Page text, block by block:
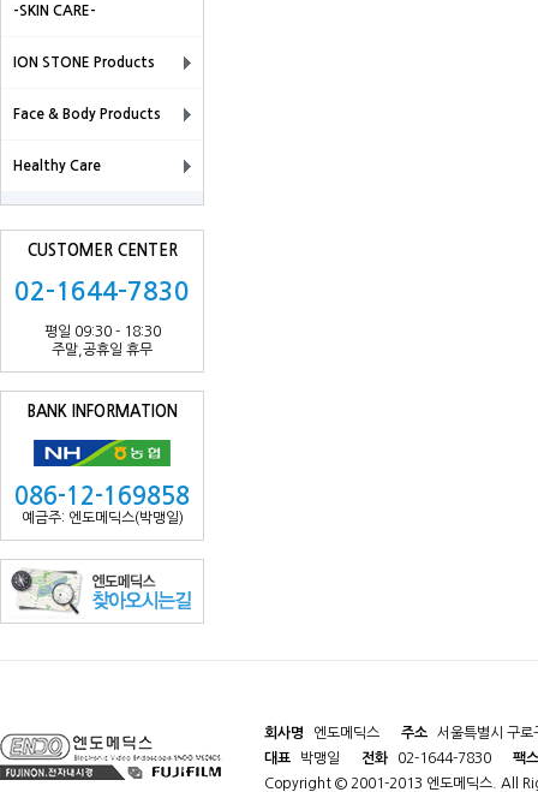
-SKIN CARE-
ION STONE Products
Face & Body Products
Healthy Care
CUSTOMER CENTER
02-1644-7830
평일 09:30 - 18:30
주말,공휴일 휴무
BANK INFORMATION
086-12-169858
예금주: 엔도메딕스(박맹일)
회사명 엔도메딕스 주소
서울특별시 구
대표
박맹일 전화 02-1644-7830
팩스
Copyright © 2001-2013 엔도메딕스. All